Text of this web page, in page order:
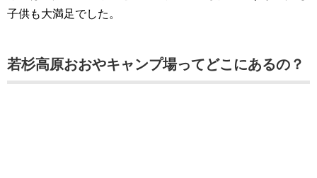
子供も大満足でした。
若杉高原おおやキャンプ場ってどこにあるの？